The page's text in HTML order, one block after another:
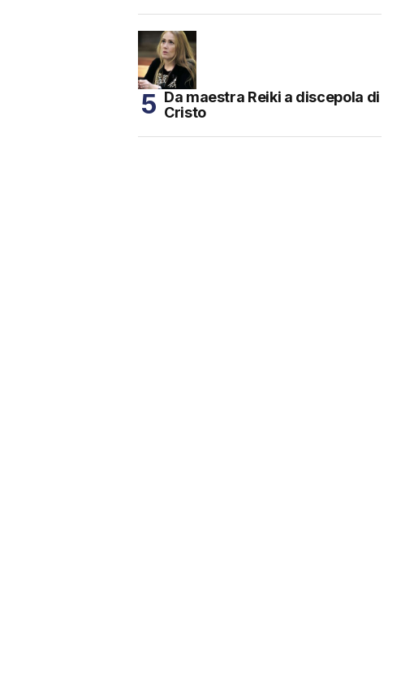
Da maestra Reiki a discepola di
Cristo